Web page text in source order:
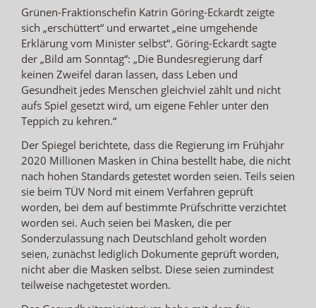
Grünen-Fraktionschefin Katrin Göring-Eckardt zeigte
sich „erschüttert“ und erwartet „eine umgehende
Erklärung vom Minister selbst“. Göring-Eckardt sagte
der „Bild am Sonntag“: „Die Bundesregierung darf
keinen Zweifel daran lassen, dass Leben und
Gesundheit jedes Menschen gleichviel zählt und nicht
aufs Spiel gesetzt wird, um eigene Fehler unter den
Teppich zu kehren.“
Der Spiegel berichtete, dass die Regierung im Frühjahr
2020 Millionen Masken in China bestellt habe, die nicht
nach hohen Standards getestet worden seien. Teils seien
sie beim TÜV Nord mit einem Verfahren geprüft
worden, bei dem auf bestimmte Prüfschritte verzichtet
worden sei. Auch seien bei Masken, die per
Sonderzulassung nach Deutschland geholt worden
seien, zunächst lediglich Dokumente geprüft worden,
nicht aber die Masken selbst. Diese seien zumindest
teilweise nachgetestet worden.